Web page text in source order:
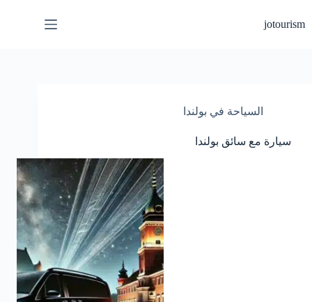
jotourism
السياحة في بولندا
سيارة مع سائق بولندا